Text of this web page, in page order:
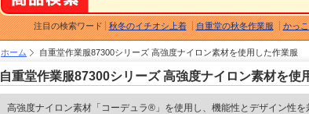
注目の検索ワード 秋冬のイチオシ上着 自重堂の秋冬作業服 かっ
ホーム 自重堂作業服87300シリーズ 高強度ナイロン素材を使用した作業服
自重堂作業服87300シリーズ 高強度ナイロン素材を使
高強度ナイロン素材「コーデュラ®」を使用し、機能性とデザイン性を